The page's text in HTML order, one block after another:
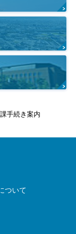
手続き案内
ついて